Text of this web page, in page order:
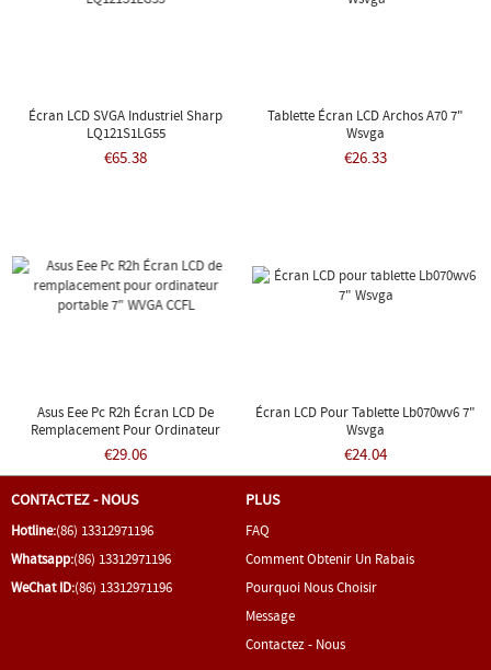
Écran LCD SVGA Industriel Sharp
LQ121S1LG55
€65.38
Tablette Écran LCD Archos A70 7"
Wsvga
€26.33
Asus Eee Pc R2h Écran LCD De
Remplacement Pour Ordinateur
Portable 7" WVGA CCFL
€29.06
Écran LCD Pour Tablette Lb070wv6 7"
Wsvga
€24.04
CONTACTEZ - NOUS
Hotline:(86) 13312971196
Whatsapp:(86) 13312971196
WeChat ID:(86) 13312971196
PLUS
FAQ
Comment Obtenir Un Rabais
Pourquoi Nous Choisir
Message
Contactez - Nous